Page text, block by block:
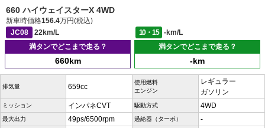
660 ハイウェイスターX 4WD
新車時価格156.4万円(税込)
JC08
22km/L 10・15
-km/L
満タンでどこまで走る？
660km
満タンでどこまで走る？
-km
排気量 659cc
使用燃料
エンジン
レギュラー
ガソリン
ミッション インパネCVT 駆動方式 4WD
最大出力 49ps/6500rpm 過給器（ターボ） -